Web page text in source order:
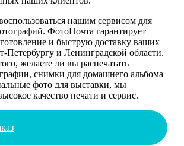
нашим сервисом для
ФотоПочта гарантирует
и быструю доставку ваших
Петербургу и Ленинградской области.
желаете ли вы распечатать
снимки для домашнего альбома
фото для выставки, мы
качество печати и сервис.